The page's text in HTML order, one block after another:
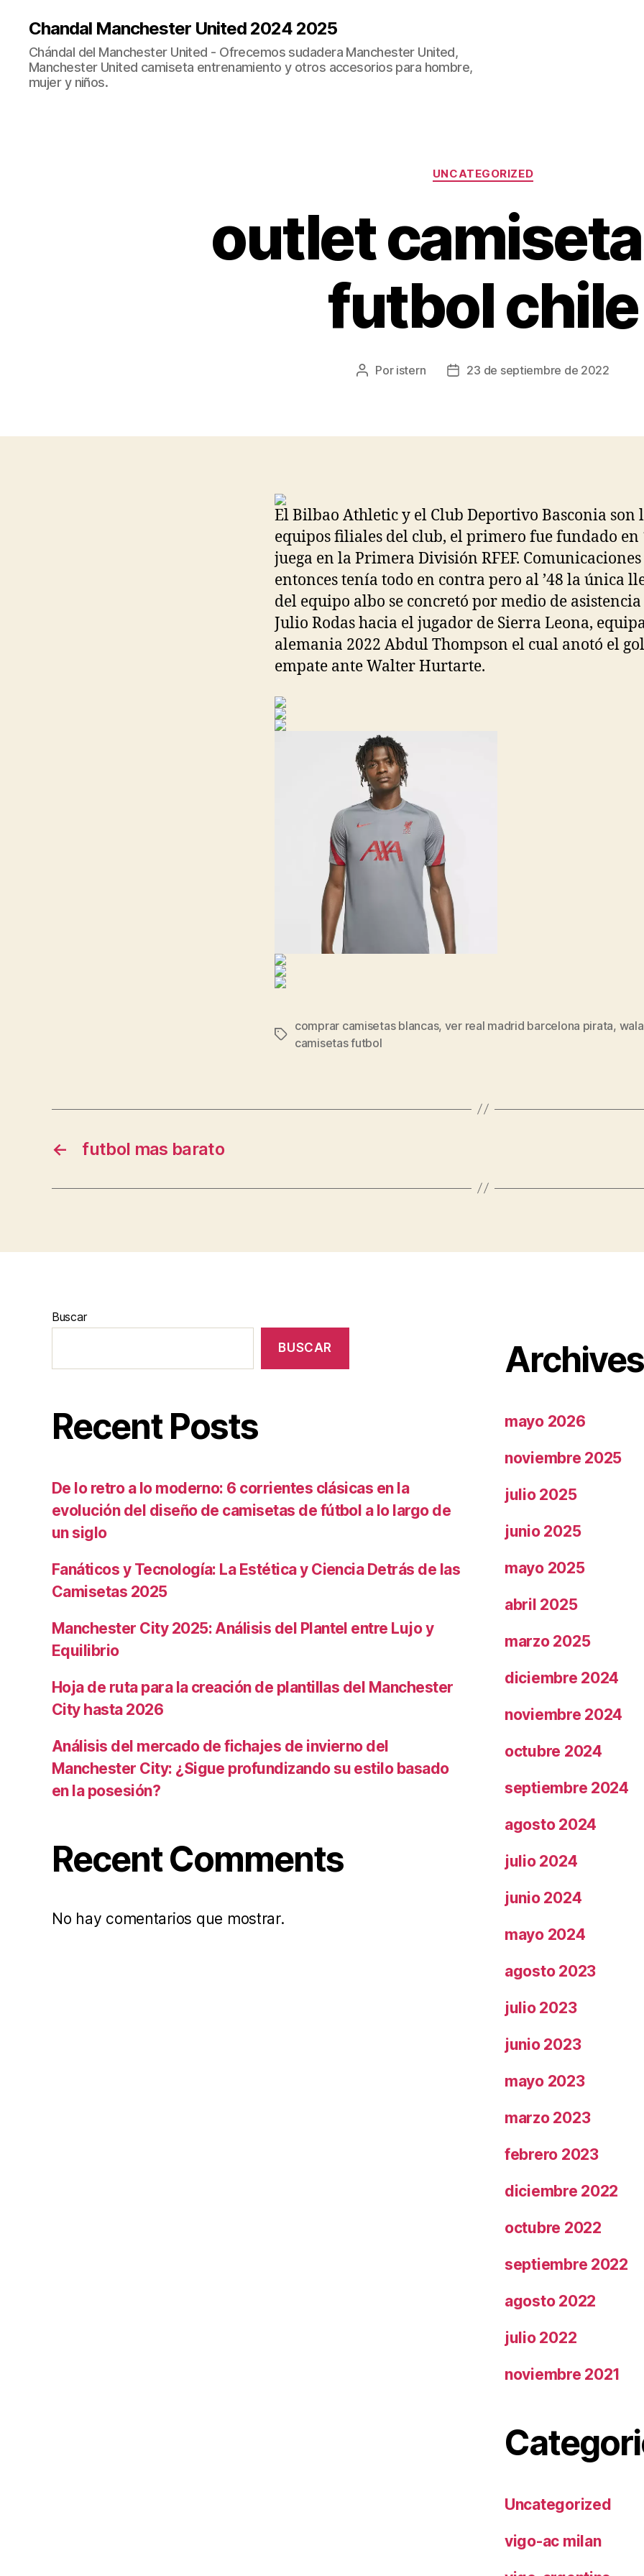
Chandal Manchester United 2024 2025
Chándal del Manchester United - Ofrecemos sudadera Manchester United,
Manchester United camiseta entrenamiento y otros accesorios para hombre,
mujer y niños.
Categorías
UNCATEGORIZED
outlet
futbol chile
Autor
Por istern
Fecha23 de septiembre de 2022
El Bilbao Athletic y el Club Deportivo Basconia son
equipos filiales del club, el primero fue fundado en
juega en la Primera División RFEF. Comunicaciones
entonces tenía todo en contra pero al ’48 la única
del equipo albo se concretó por medio de asistencia
Julio Rodas hacia el jugador de Sierra Leona,
alemania 2022 Abdul Thompson el cual anotó el
empate ante Walter Hurtarte.
Etiquetas
comprar camisetas blancas, ver real madrid barcelona pirata, wala
camisetas futbol
← futbol mas barato
Buscar
BUSCAR
Recent Posts
De lo retro a lo moderno: 6 corrientes clásicas en la
evolución del diseño de camisetas de fútbol a lo largo de
un siglo
Fanáticos y Tecnología: La Estética y Ciencia Detrás de las
Camisetas 2025
Manchester City 2025: Análisis del Plantel entre Lujo y
Equilibrio
Hoja de ruta para la creación de plantillas del Manchester
City hasta 2026
Análisis del mercado de fichajes de invierno del
Manchester City: ¿Sigue profundizando su estilo basado
en la posesión?
Recent Comments
No hay comentarios que mostrar.
Archives
mayo 2026
noviembre 2025
julio 2025
junio 2025
mayo 2025
abril 2025
marzo 2025
diciembre 2024
noviembre 2024
octubre 2024
septiembre 2024
agosto 2024
julio 2024
junio 2024
mayo 2024
agosto 2023
julio 2023
junio 2023
mayo 2023
marzo 2023
febrero 2023
diciembre 2022
octubre 2022
septiembre 2022
agosto 2022
julio 2022
noviembre 2021
Uncategorized
vigo-ac milan